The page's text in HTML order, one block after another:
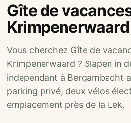
Gîte de
Krimpenerwaard
Vous cherchez Gîte de
Krimpenerwaard ? Slapen in
indépendant à Bergambacht
parking privé, deux vélos
emplacement près de la Lek.